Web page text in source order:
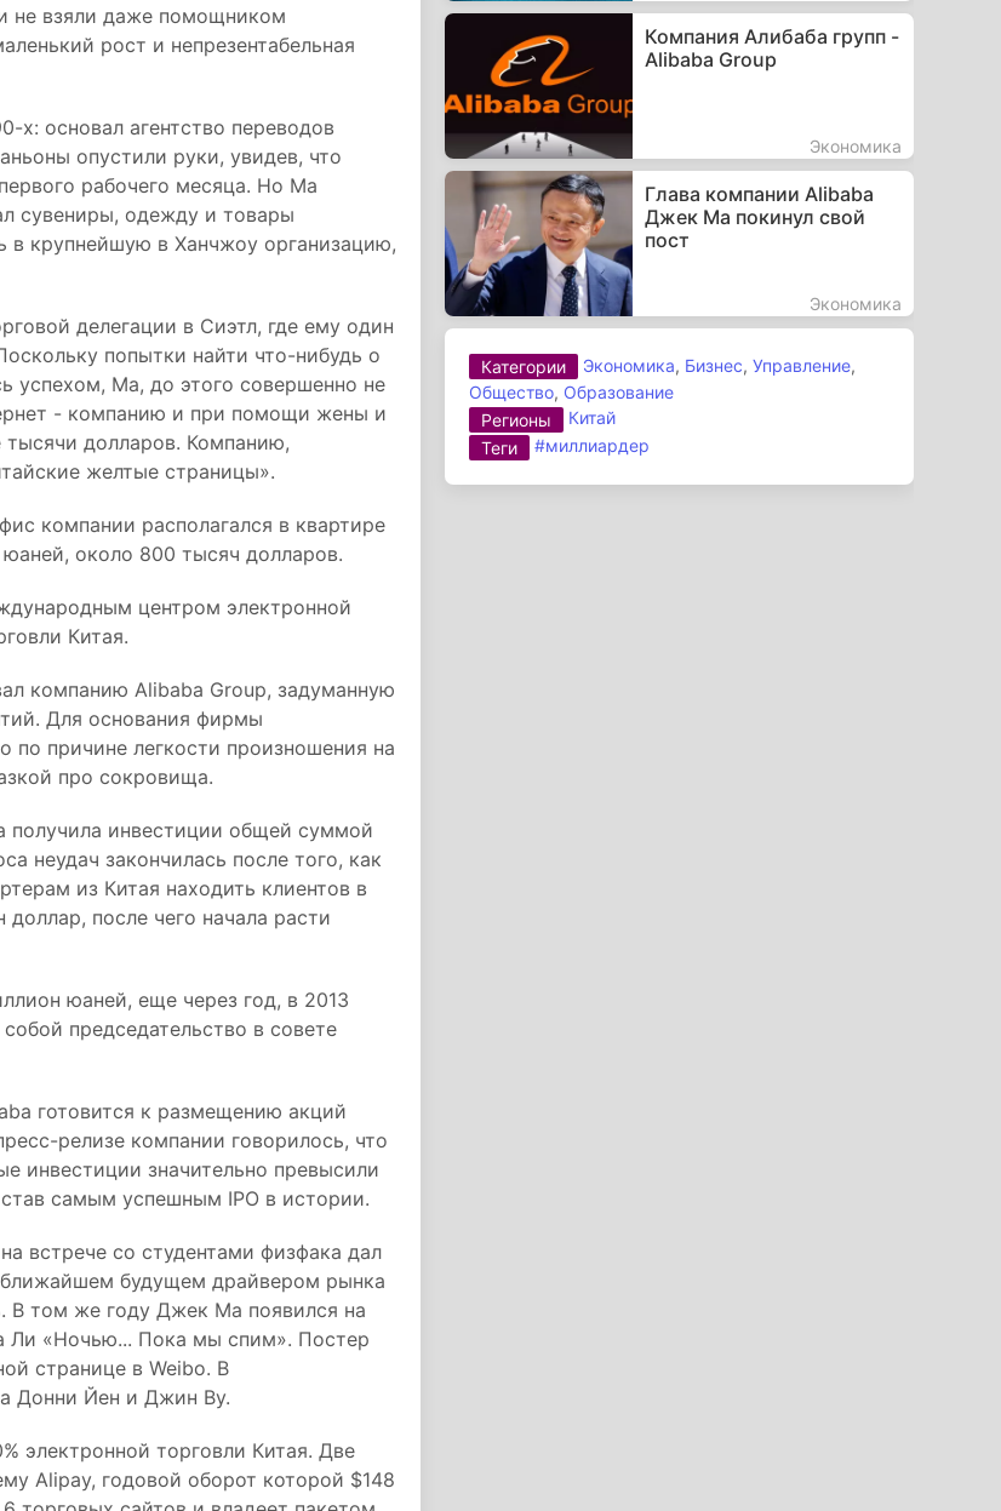
не взяли даже помощником
рост и непрезентабельная
х: основал агентство переводов
опустили руки, увидев, что
рабочего месяца. Но Ма
сувениры, одежду и товары
в крупнейшую в Ханчжоу организацию,
делегации в Сиэтл, где ему один
попытки найти что-нибудь о
успехом, Ма, до этого совершенно не
- компанию и при помощи жены и
долларов. Компанию,
желтые страницы».
компании располагался в квартире
около 800 тысяч долларов.
центром электронной
Китая.
компанию Alibaba Group, задуманную
Для основания фирмы
по причине легкости произношения на
про сокровища.
получила инвестиции общей суммой
неудач закончилась после того, как
из Китая находить клиентов в
после чего начала расти
юаней, еще через год, в 2013
председательство в совете
готовится к размещению акций
релизе компании говорилось, что
инвестиции значительно превысили
самым успешным IPO в истории.
встрече со студентами физфака дал
ближайшем будущем драйвером рынка
В том же году Джек Ма появился на
Ли «Ночью... Пока мы спим». Постер
странице в Weibo. В
Донни Йен и Джин Ву.
электронной торговли Китая. Две
Alipay, годовой оборот которой $148
Компания Алибаба групп -
Alibaba Group
Экономика
Глава компании Alibaba
Джек Ма покинул свой
пост
Экономика
Категории Экономика, Бизнес,Управление,
Общество, Образование
Регионы
Китай
Теги
#миллиардер